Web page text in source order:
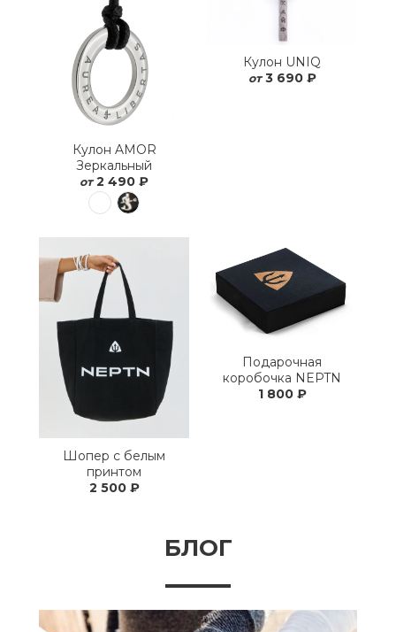
Кулон AMOR
Зеркальный
от 2 490 ₽
Кулон UNIQ
от 3 690 ₽
Шопер с белым
принтом
2 500 ₽
Подарочная
коробочка NEPTN
1 800 ₽
БЛОГ